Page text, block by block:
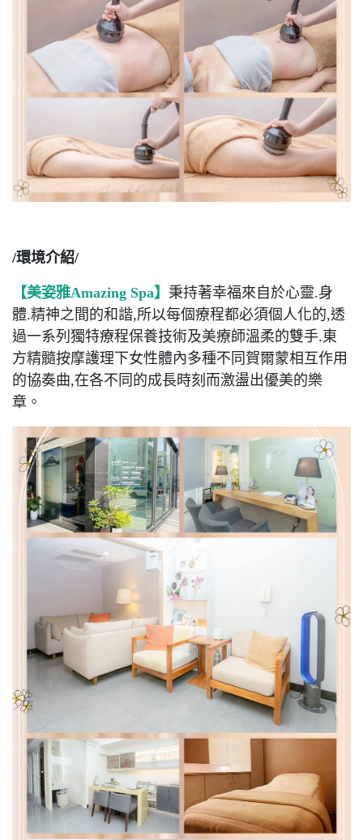
/環境介紹/
【美姿雅Amazing Spa】 秉持著幸福來自於心靈.身
體.精神之間的和諧,所以每個療程都必須個人化的,透
過一系列獨特療程保養技術及美療師溫柔的雙手.東
方精髓按摩護理下女性體內多種不同賀爾蒙相互作用
的協奏曲,在各不同的成長時刻而激盪出優美的樂
章。